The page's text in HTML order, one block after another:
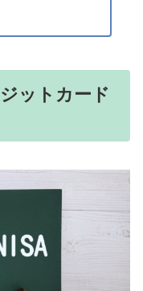
ットカード